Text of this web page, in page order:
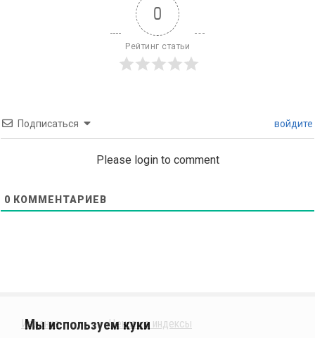
0
Рейтинг статьи
Подписаться войдите
Please login to comment
0 КОММЕНТАРИЕВ
Издания Ценовые индексы